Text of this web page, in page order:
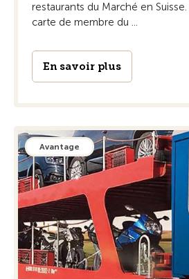
restaurants du Marché en
carte de membre du ...
En savoir plus
Avantage